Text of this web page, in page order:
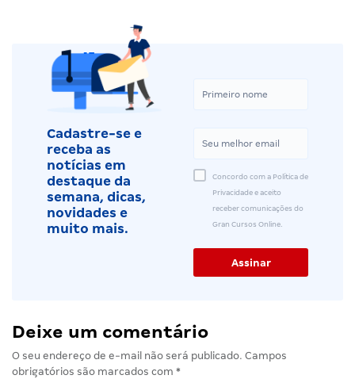
Cadastre-se e
receba as
notícias em
destaque da
semana, dicas,
novidades e
muito mais.
Concordo com a Política de
Privacidade e aceito
receber comunicações do
Gran Cursos Online.
Deixe um comentário
O seu endereço de e-mail não será publicado. Campos
obrigatórios são marcados com *